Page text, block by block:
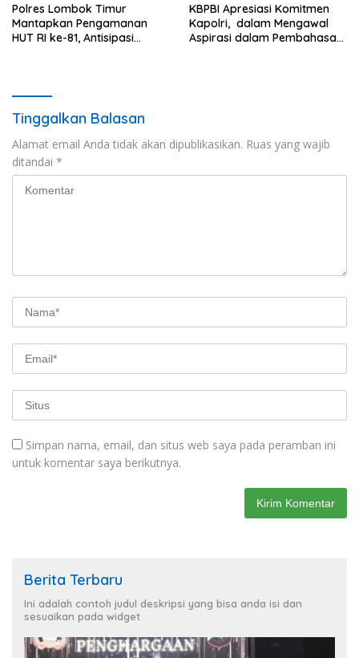
Polres Lombok Timur
Mantapkan Pengamanan
HUT RI ke-81, Antisipasi
KBPBI Apresiasi Komitmen
Kapolri, dalam Mengawal
Aspirasi dalam Pembahasan
Tinggalkan Balasan
Alamat email Anda tidak akan dipublikasikan. Ruas yang wajib
ditandai *
Simpan nama, email, dan situs web saya pada peramban ini
untuk komentar saya berikutnya.
Berita Terbaru
Ini adalah contoh judul deskripsi yang bisa anda isi dan
sesuaikan pada widget